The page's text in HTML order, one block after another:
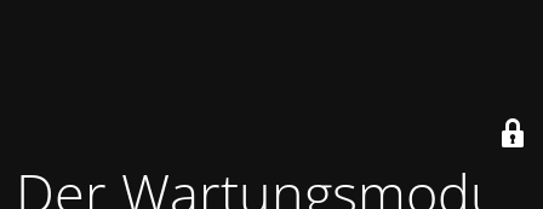
Der Wartungsmodus